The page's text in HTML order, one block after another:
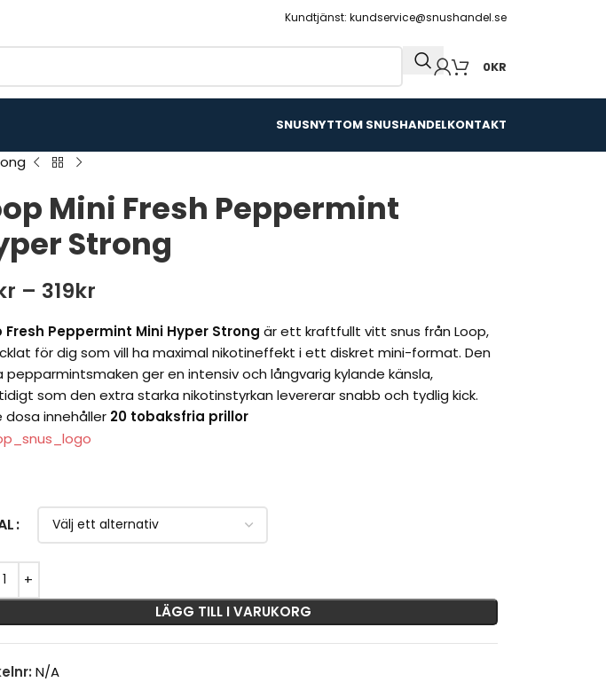
Kundtjänst: kundservice@snushandel.se
0KR
SNUSNYTTOM SNUSHANDELKONTAKT
Mini Fresh Peppermint
Strong
– 319kr
Fresh Peppermint Mini Hyper Strong är ett kraftfullt vitt snus från Loop,
för dig som vill ha maximal nikotineffekt i ett diskret mini-format. Den
pepparmintsmaken ger en intensiv och långvarig kylande känsla,
som den extra starka nikotinstyrkan levererar snabb och tydlig kick.
dosa innehåller 20 tobaksfria prillor
LÄGG TILL I VARUKORG
N/A